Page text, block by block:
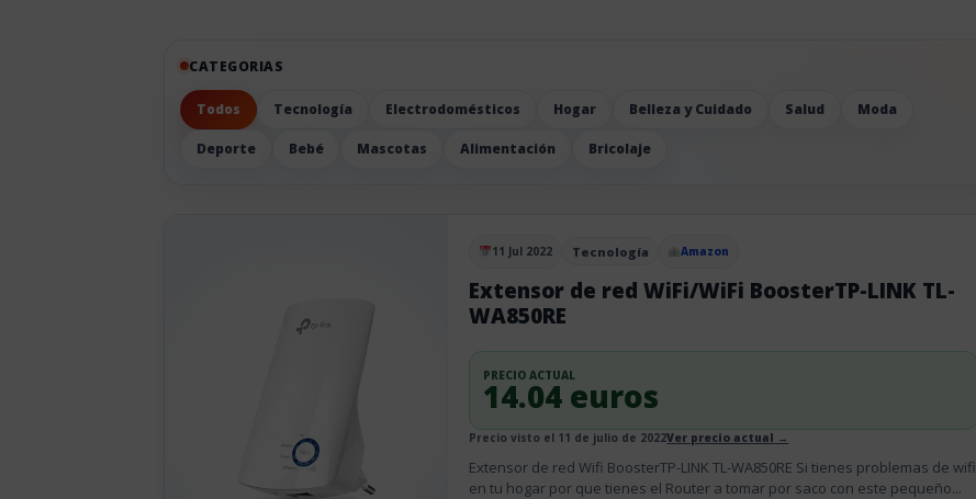
CATEGORIAS
Todos Tecnología Electrodomésticos Hogar Belleza y Cuidado Salud Moda
Deporte Bebé Mascotas Alimentación Bricolaje
Publicado el
11 Jul 2022 Tecnología Amazon
Extensor de red WiFi/WiFi BoosterTP-LINK TL-
WA850RE
PRECIO ACTUAL
14.04 euros
Precio visto el 11 de julio de 2022Ver precio actual →
Extensor de red Wifi BoosterTP-LINK TL-WA850RE Si tienes problemas de wifi
en tu hogar por que tienes el Router a tomar por saco con este pequeño...